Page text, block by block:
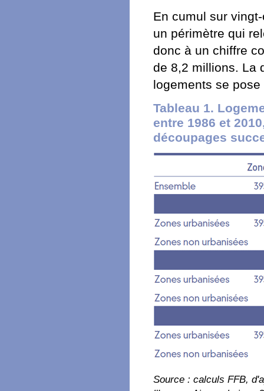
En cumul sur
un périmètre qui
donc à un chiffre
de 8,2 millions. La
logements se
Tableau 1.
entre 1986 et
découpages
Source : calculs FFB,